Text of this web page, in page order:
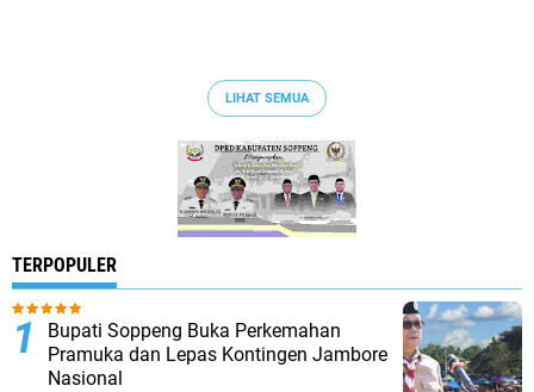
LIHAT SEMUA
TERPOPULER
Bupati Soppeng Buka Perkemahan
Pramuka dan Lepas Kontingen Jambore
Nasional